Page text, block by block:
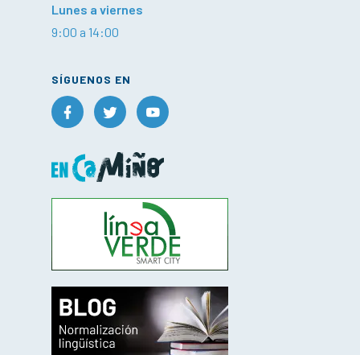
Lunes a viernes
9:00 a 14:00
SÍGUENOS EN